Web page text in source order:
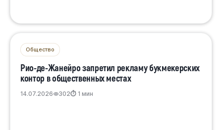
Общество
Рио-де-Жанейро запретил рекламу букмекерских
контор в общественных местах
14.07.2026 302⏱ 1 мин